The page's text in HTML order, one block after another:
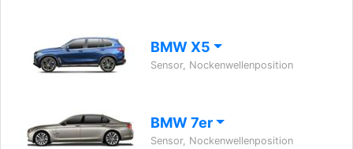
BMW X5
Sensor, Nockenwellenposition
BMW 7er
Sensor, Nockenwellenposition